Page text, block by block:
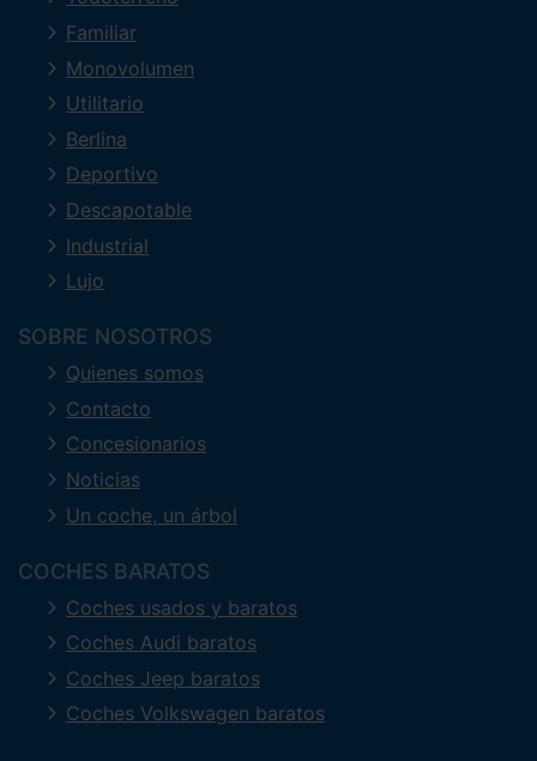
Familiar
Monovolumen
Utilitario
Berlina
Deportivo
Descapotable
Industrial
Lujo
SOBRE NOSOTROS
Quienes somos
Contacto
Concesionarios
Noticias
Un coche, un árbol
COCHES BARATOS
Coches usados y baratos
Coches Audi baratos
Coches Jeep baratos
Coches Volkswagen baratos